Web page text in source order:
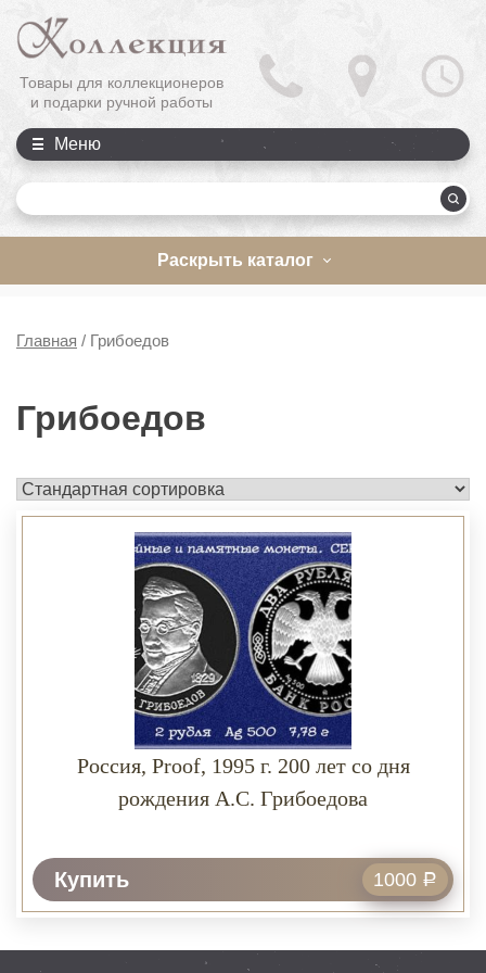
Товары для коллекционеров
и подарки ручной работы
Меню
Раскрыть каталог
Главная / Грибоедов
Грибоедов
Россия, Proof, 1995 г. 200 лет со дня
рождения А.С. Грибоедова
Купить 1000 Р